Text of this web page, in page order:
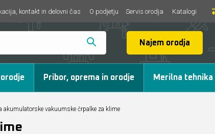
kontakt in delovni čas O podjetju Servis orodja Katalogi
Najem orodja
Pribor, oprema in orodje Merilna tehnika
akumulatorske vakuumske črpalke za klime